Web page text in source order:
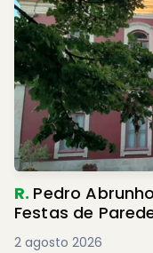
R. Pedro
Festas de
2 agosto 2026